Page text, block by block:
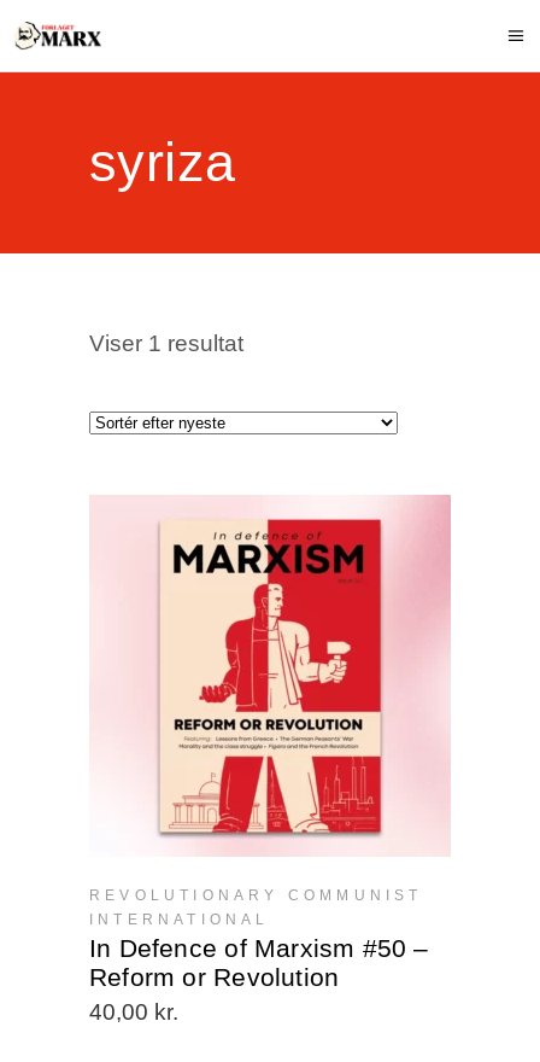
syriza
Viser 1 resultat
REVOLUTIONARY COMMUNIST
INTERNATIONAL
In Defence of Marxism #50 –
Reform or Revolution
40,00 kr.